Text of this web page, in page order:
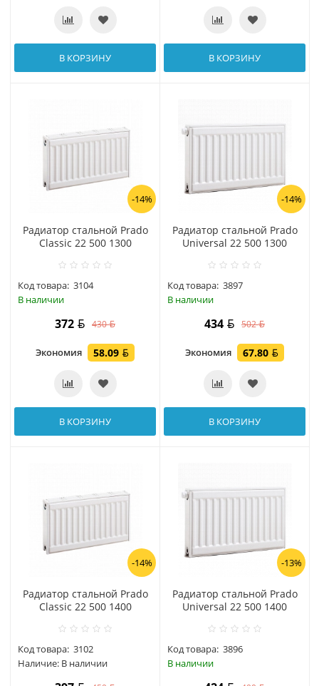
В КОРЗИНУ В КОРЗИНУ
-14%
Радиатор стальной Prado
Classic 22 500 1300
Код товара: 3104
В наличии
372 430
Экономия 58.09
В КОРЗИНУ
-14%
Радиатор стальной Prado
Universal 22 500 1300
Код товара: 3897
В наличии
434 502
Экономия 67.80
В КОРЗИНУ
-14%
Радиатор стальной Prado
Classic 22 500 1400
Код товара: 3102
Наличие: В наличии
-13%
Радиатор стальной Prado
Universal 22 500 1400
Код товара: 3896
В наличии